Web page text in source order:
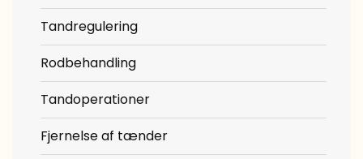
Tandregulering
Rodbehandling
Tandoperationer
Fjernelse af tænder